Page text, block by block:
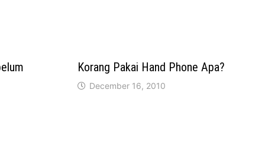
Korang Pakai Hand Phone Apa?
December 16, 2010